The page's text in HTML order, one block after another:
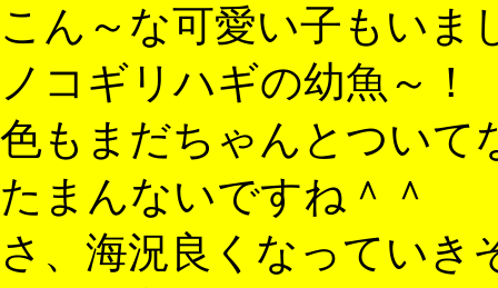
こん～な可愛い子もいま
ノコギリハギの幼魚～！
色もまだちゃんとついて
たまんないですね＾＾
さ、海況良くなっていき